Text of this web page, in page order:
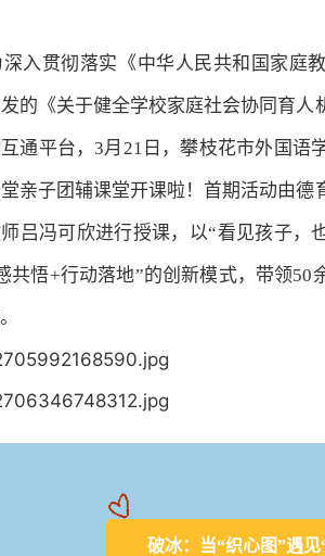
深入贯彻落实《中华人民共和国家庭
的《关于健全学校家庭社会协同育人
通平台，3月21日，攀枝花市外国语
亲子团辅课堂开课啦！首期活动由德
吕冯可欣进行授课，以“看见孩子，
共悟+行动落地”的创新模式，带领50
破冰： 当“织心图”遇